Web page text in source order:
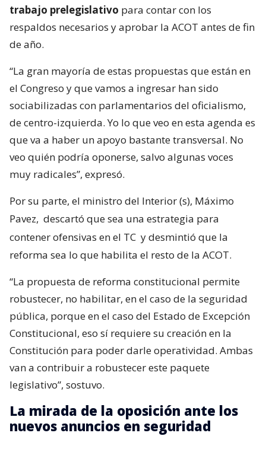
trabajo prelegislativo para contar con los
respaldos necesarios y aprobar la ACOT antes de fin
de año.
“La gran mayoría de estas propuestas que están en
el Congreso y que vamos a ingresar han sido
sociabilizadas con parlamentarios del oficialismo,
de centro-izquierda. Yo lo que veo en esta agenda es
que va a haber un apoyo bastante transversal. No
veo quién podría oponerse, salvo algunas voces
muy radicales”, expresó.
Por su parte, el ministro del Interior (s), Máximo
Pavez, descartó que sea una estrategia para
contener ofensivas en el TC y desmintió que la
reforma sea lo que habilita el resto de la ACOT.
“La propuesta de reforma constitucional permite
robustecer, no habilitar, en el caso de la seguridad
pública, porque en el caso del Estado de Excepción
Constitucional, eso sí requiere su creación en la
Constitución para poder darle operatividad. Ambas
van a contribuir a robustecer este paquete
legislativo”, sostuvo.
La mirada de la oposición ante los
nuevos anuncios en seguridad